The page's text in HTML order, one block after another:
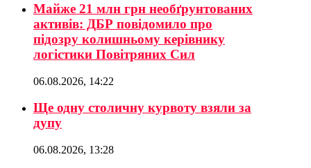
Майже 21 млн грн необґрунтованих
активів: ДБР повідомило про
підозру колишньому керівнику
логістики Повітряних Сил
06.08.2026, 14:22
Ще одну столичну курвоту взяли за
дупу
06.08.2026, 13:28